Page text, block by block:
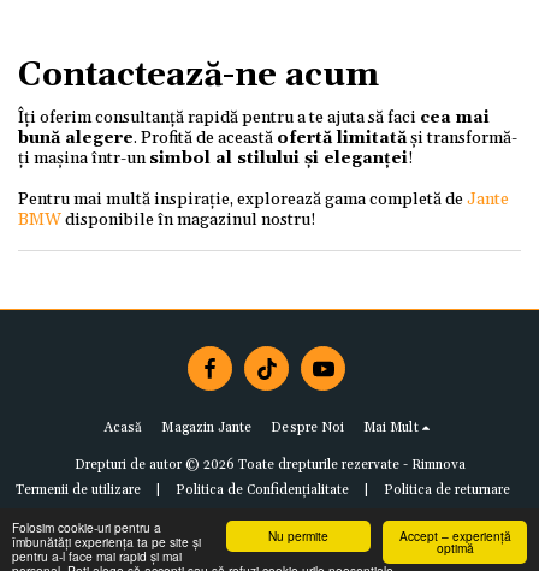
Accept – experiență
optimă
Nu permite
Folosim cookie-uri pentru a
îmbunătăți experiența ta pe site și
pentru a-l face mai rapid și mai
Contactează-ne acum
Îți oferim consultanță rapidă pentru a te ajuta să faci cea mai
bună alegere. Profită de această ofertă limitatăși transformă-
ți mașina într-unsimbol al stilului și eleganței!
Pentru mai multă inspirație, explorează gama completă deJante
BMWdisponibile în magazinul nostru!
Acasă Magazin Jante Despre Noi Mai Mult
Drepturi de autor © 2026 Toate drepturile rezervate - Rimnova
Termenii de utilizare| Politica de Confidențialitate| Politica de returnare